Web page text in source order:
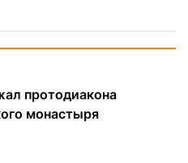
протодиакона
монастыря